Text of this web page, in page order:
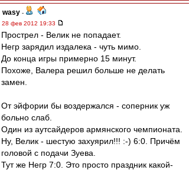
wasy -
28 фев 2012 19:33
Прострел - Велик не попадает.
Негр зарядил издалека - чуть мимо.
До конца игры примерно 15 минут.
Похоже, Валера решил больше не делать
замен.
От эйфории бы воздержался - соперник уж
больно слаб.
Один из аутсайдеров армянского чемпионата.
Ну, Велик - шестую захуярил!!! :-) 6:0. Причём
головой с подачи Зуева.
Тут же Негр 7:0. Это просто праздник какой-